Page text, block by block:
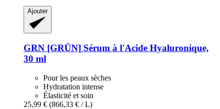
Ajouter
GRN [GRÜN] Sérum à l'Acide Hyaluronique,
30 ml
Pour les peaux sèches
Hydratation intense
Élasticité et soin
25,99 € (866,33 € / L)